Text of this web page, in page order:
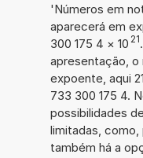
'Números em
aparecerá em
300 175 4 × 10 21
apresentação, o
expoente, aqui
733 300 175 4.
possibilidades
limitadas, como,
também há a